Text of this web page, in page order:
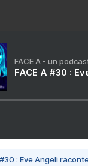
FACE A - un
FACE A #30 :
#30 : Eve Angeli